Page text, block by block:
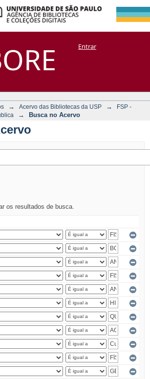
no Acervo
Manakin + CoriscoEntrar
→ Acervo das Bibliotecas da USP →
FSP -
→ Busca no Acervo
os resultados de busca.